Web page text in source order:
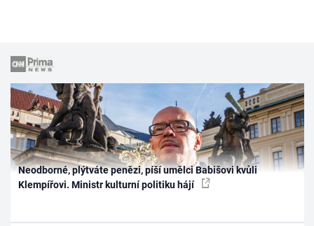
Neodborné, plýtváte penězi, píší umělci Babišovi kvůli
Klempířovi. Ministr kulturní politiku hájí